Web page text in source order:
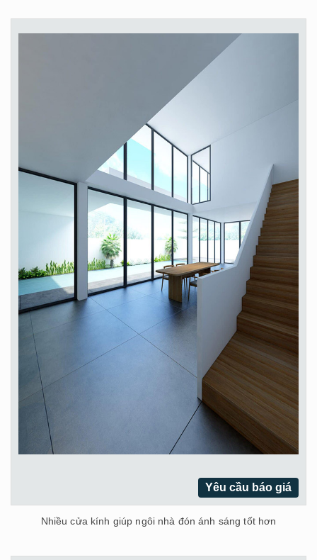
Yêu cầu báo giá
Nhiều cửa kính giúp ngôi nhà đón ánh sáng tốt hơn